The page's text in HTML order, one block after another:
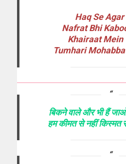
Haq Se Agar
Nafrat Bhi
Khairaat Mein
Tumhari
बिकने वाले और भी हैं
हम कीमत से नहीं किस्मत